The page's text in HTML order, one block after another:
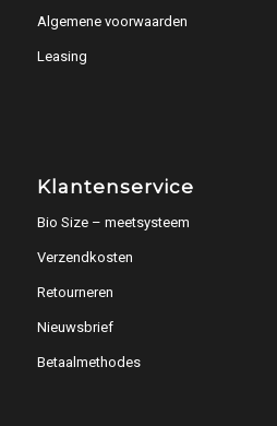
Algemene voorwaarden
Leasing
Klantenservice
Bio Size – meetsysteem
Verzendkosten
Retourneren
Nieuwsbrief
Betaalmethodes